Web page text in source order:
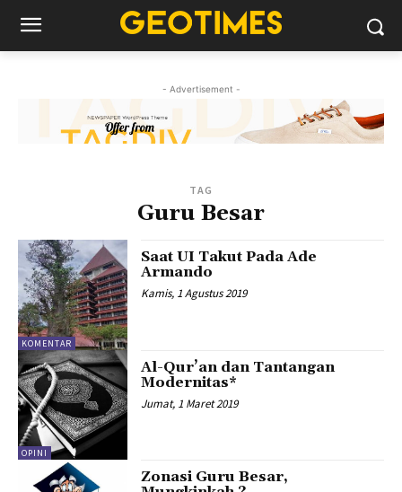
- Advertisement -
TAG
Guru Besar
KOMENTAR
Saat UI Takut Pada Ade
Armando
Kamis, 1 Agustus 2019
OPINI
Al-Qur’an dan Tantangan
Modernitas*
Jumat, 1 Maret 2019
Zonasi Guru Besar,